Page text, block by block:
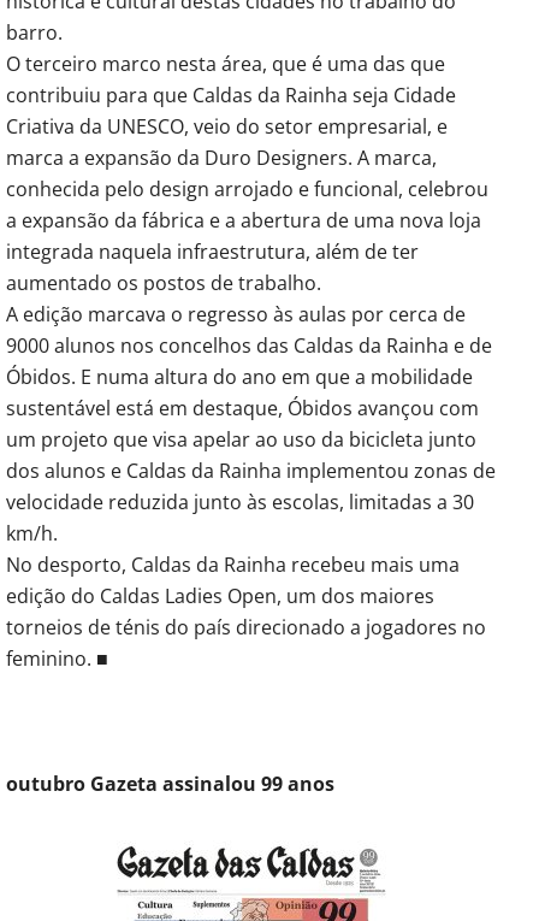
barro.
O terceiro marco nesta área, que é uma das que
contribuiu para que Caldas da Rainha seja Cidade
Criativa da UNESCO, veio do setor empresarial, e
marca a expansão da Duro Designers. A marca,
conhecida pelo design arrojado e funcional, celebrou
a expansão da fábrica e a abertura de uma nova loja
integrada naquela infraestrutura, além de ter
aumentado os postos de trabalho.
A edição marcava o regresso às aulas por cerca de
9000 alunos nos concelhos das Caldas da Rainha e de
Óbidos. E numa altura do ano em que a mobilidade
sustentável está em destaque, Óbidos avançou com
um projeto que visa apelar ao uso da bicicleta junto
dos alunos e Caldas da Rainha implementou zonas de
velocidade reduzida junto às escolas, limitadas a 30
km/h.
No desporto, Caldas da Rainha recebeu mais uma
edição do Caldas Ladies Open, um dos maiores
torneios de ténis do país direcionado a jogadores no
feminino. ■
outubro Gazeta assinalou 99 anos